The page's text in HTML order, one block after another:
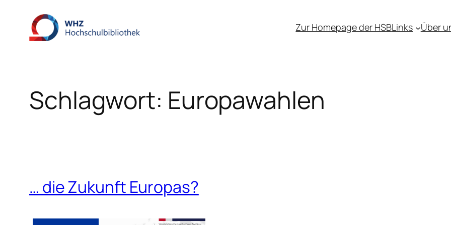
springen
Zur Homepage der HSBLinks Über
Schlagwort: Europawahlen
… die Zukunft Europas?